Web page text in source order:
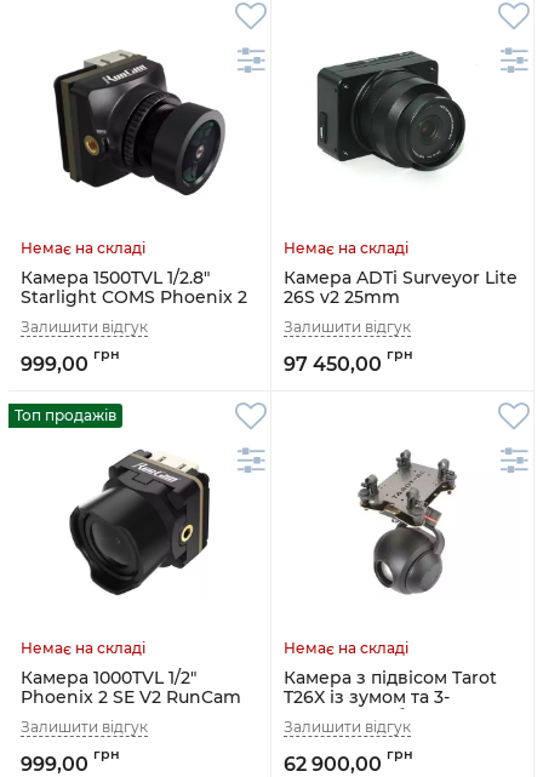
Камера 1500TVL 1/2.8"
Starlight COMS Phoenix 2
SP V3 RunCam
999,00
Камера ADTi Surveyor Lite
26S v2 25mm
97 450,00
Топ продажів
Камера 1000TVL 1/2"
Phoenix 2 SE V2 RunCam
999,00
Камера з підвісом Tarot
T26X із зумом та 3-
осьовою стабілізацією
Network (TL26X-NET)
62 900,00